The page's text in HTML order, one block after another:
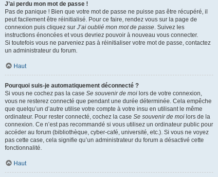
J’ai perdu mon mot de passe !
Pas de panique ! Bien que votre mot de passe ne puisse pas être récupéré, il
peut facilement être réinitialisé. Pour ce faire, rendez vous sur la page de
connexion puis cliquez sur J’ai oublié mon mot de passe. Suivez les
instructions énoncées et vous devriez pouvoir à nouveau vous connecter.
Si toutefois vous ne parveniez pas à réinitialiser votre mot de passe, contactez
un administrateur du forum.
Haut
Pourquoi suis-je automatiquement déconnecté ?
Si vous ne cochez pas la case Se souvenir de moi lors de votre connexion,
vous ne resterez connecté que pendant une durée déterminée. Cela empêche
que quelqu’un d’autre utilise votre compte à votre insu en utilisant le même
ordinateur. Pour rester connecté, cochez la case Se souvenir de moi lors de la
connexion. Ce n’est pas recommandé si vous utilisez un ordinateur public pour
accéder au forum (bibliothèque, cyber-café, université, etc.). Si vous ne voyez
pas cette case, cela signifie qu’un administrateur du forum a désactivé cette
fonctionnalité.
Haut